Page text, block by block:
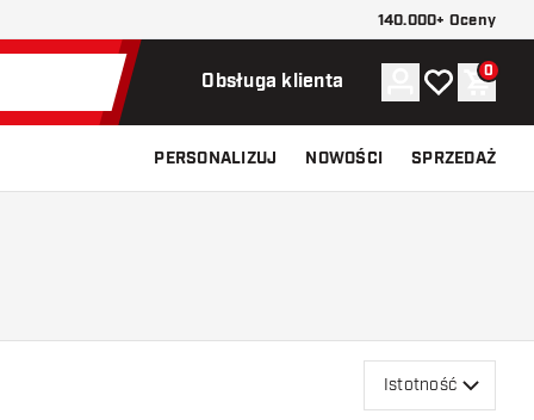
140.000+ Oceny
Obsługa klienta Konto
Moja listaKoszyk
0
PERSONALIZUJ NOWOŚCI SPRZEDAŻ
Istotność